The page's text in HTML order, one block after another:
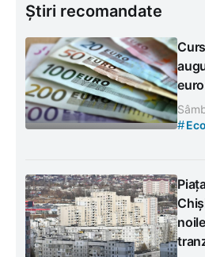
Știri recomandate
#